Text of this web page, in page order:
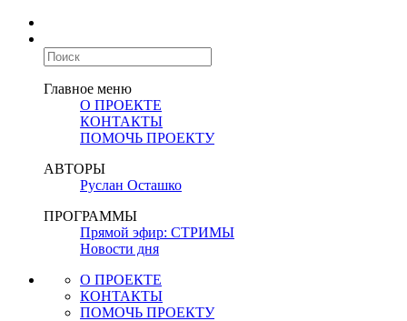
Главное меню
О ПРОЕКТЕ
КОНТАКТЫ
ПОМОЧЬ ПРОЕКТУ
АВТОРЫ
Руслан Осташко
ПРОГРАММЫ
Прямой эфир: СТРИМЫ
Новости дня
О ПРОЕКТЕ
КОНТАКТЫ
ПОМОЧЬ ПРОЕКТУ